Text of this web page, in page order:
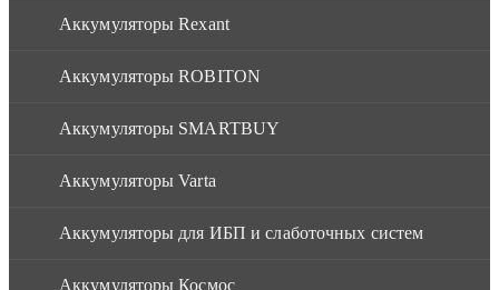
Аккумуляторы Rexant
Аккумуляторы ROBITON
Аккумуляторы SMARTBUY
Аккумуляторы Varta
Аккумуляторы для ИБП и слаботочных систем
Аккумуляторы Космос